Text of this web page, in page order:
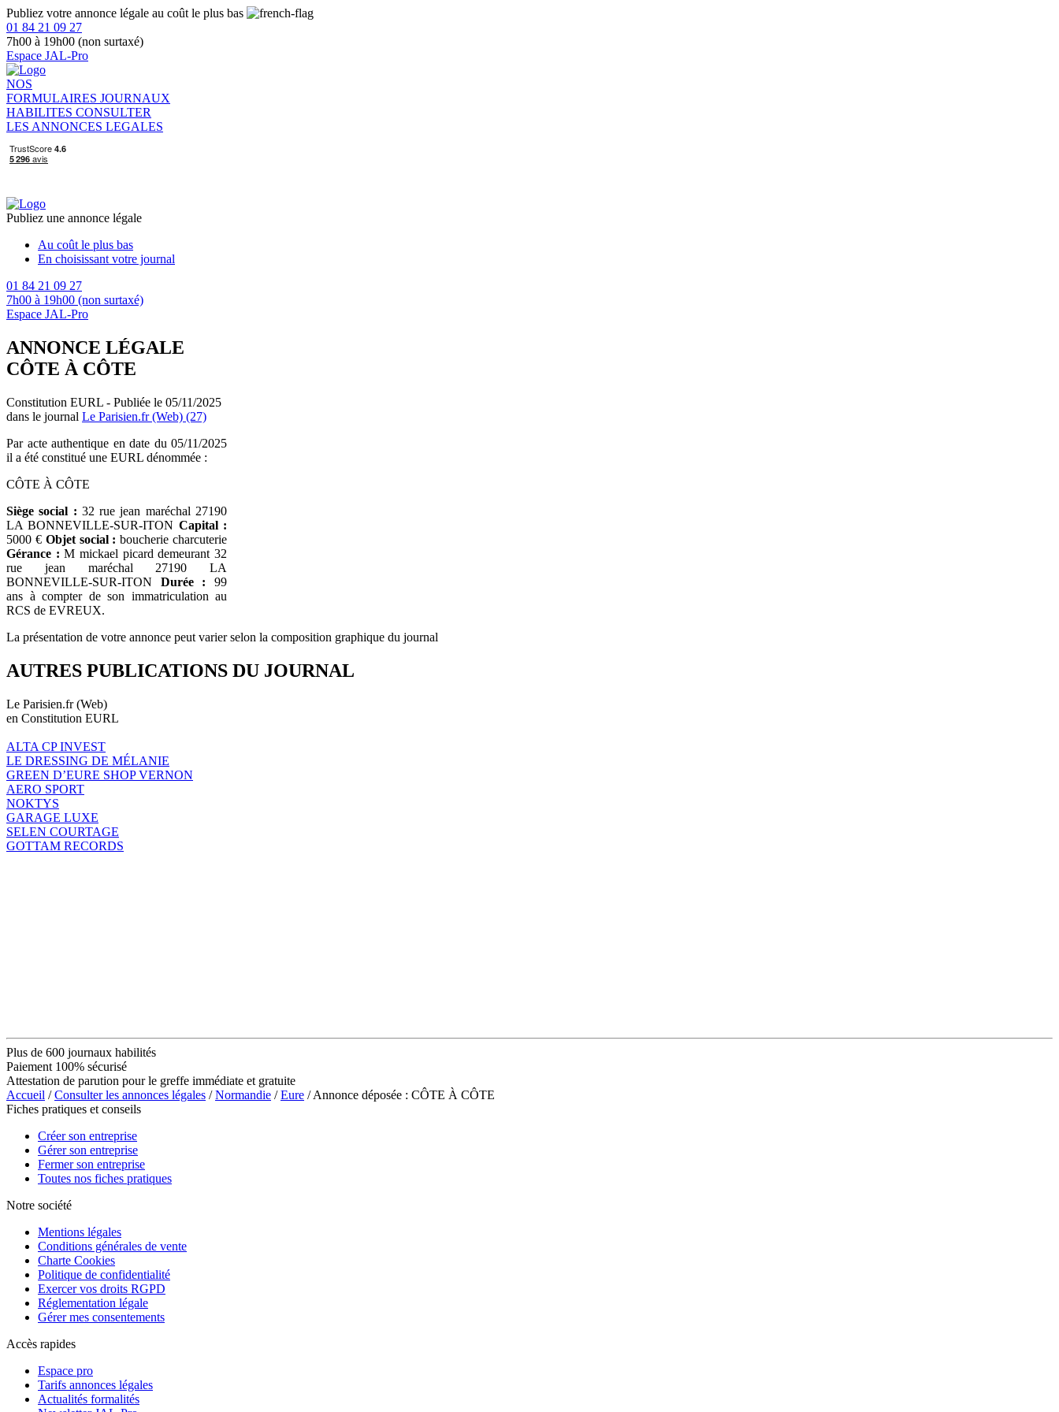
Publiez votre annonce légale au coût le plus bas
01 84 21 09 27
7h00 à 19h00 (non surtaxé)
Espace JAL-Pro
NOS
FORMULAIRES JOURNAUX
HABILITES CONSULTER
LES ANNONCES LEGALES
Publiez une annonce légale
Au coût le plus bas
En choisissant votre journal
01 84 21 09 27
7h00 à 19h00 (non surtaxé)
Espace JAL-Pro
ANNONCE LÉGALE
CÔTE À CÔTE
Constitution EURL - Publiée le 05/11/2025
dans le journal Le Parisien.fr (Web) (27)
Par acte authentique en date du 05/11/2025
il a été constitué une EURL dénommée :
CÔTE À CÔTE
Siège social : 32 rue jean maréchal 27190
LA BONNEVILLE-SUR-ITON Capital :
5000 € Objet social : boucherie charcuterie
Gérance : M mickael picard demeurant 32
rue jean maréchal 27190 LA
BONNEVILLE-SUR-ITON Durée : 99
ans à compter de son immatriculation au
RCS de EVREUX.
La présentation de votre annonce peut varier selon la composition graphique du journal
AUTRES PUBLICATIONS DU JOURNAL
Le Parisien.fr (Web)
en Constitution EURL
ALTA CP INVEST
LE DRESSING DE MÉLANIE
GREEN D’EURE SHOP VERNON
AERO SPORT
NOKTYS
GARAGE LUXE
SELEN COURTAGE
GOTTAM RECORDS
Plus de 600 journaux habilités
Paiement 100% sécurisé
Attestation de parution pour le greffe immédiate et gratuite
Accueil /Consulter les annonces légales /Normandie /Eure / Annonce déposée : CÔTE À CÔTE
Fiches pratiques et conseils
Créer son entreprise
Gérer son entreprise
Fermer son entreprise
Toutes nos fiches pratiques
Notre société
Mentions légales
Conditions générales de vente
Charte Cookies
Politique de confidentialité
Exercer vos droits RGPD
Réglementation légale
Gérer mes consentements
Accès rapides
Espace pro
Tarifs annonces légales
Actualités formalités